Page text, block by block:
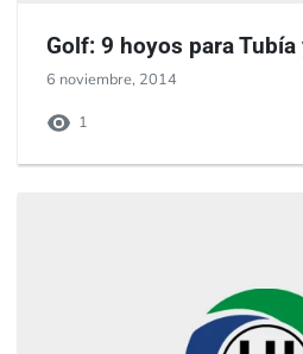
Golf: 9 hoyos para Tubía
6 noviembre, 2014
1